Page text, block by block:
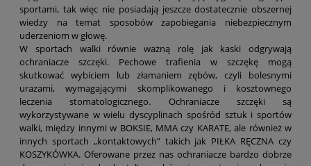
sportami, tak więc nie posiadają jeszcze dostatecznie obszernej
wiedzy na temat sposobów zapobiegania niebezpiecznym
uderzeniom w głowę.
W sportach walki równie ważną rolę jak kaski odgrywają
ochraniacze szczęki. Pechowe trafienia w szczękę mogą
skutkować wybiciem lub złamaniem zębów, czyli bolesnymi
urazami, wymagającymi skomplikowanego i kosztownego
leczenia stomatologicznego. Ochraniacze szczęki są
wykorzystywane w wielu dyscyplinach spośród sztuk i sportów
walki, między innymi w BOKSIE, MMA czy KARATE, ale również w
innych sportach „kontaktowych” takich jak PIŁKA RĘCZNA czy
KOSZYKÓWKA. Oferowane przez nas ochraniacze bardzo dobrze